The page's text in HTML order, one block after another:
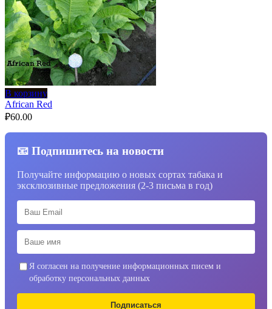
В корзину
African Red
₽60.00
📧 Подпишитесь на новости
Получайте информацию о новых сортах табака и
эксклюзивные предложения (2-3 письма в год)
Я согласен на получение информационных писем и
обработку персональных данных
Подписаться